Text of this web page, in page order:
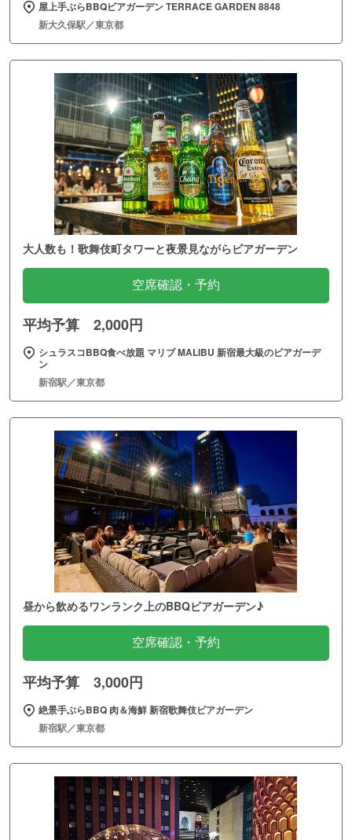
屋上手ぶらBBQビアガーデン TERRACE GARDEN 8848
新大久保駅／東京都
大人数も！歌舞伎町タワーと夜景見ながらビアガーデン
空席確認・予約
平均予算 2,000円
シュラスコBBQ食べ放題 マリブ MALIBU 新宿最大級のビアガーデ
ン
新宿駅／東京都
昼から飲めるワンランク上のBBQビアガーデン♪
空席確認・予約
平均予算 3,000円
絶景手ぶらBBQ 肉＆海鮮 新宿歌舞伎ビアガーデン
新宿駅／東京都